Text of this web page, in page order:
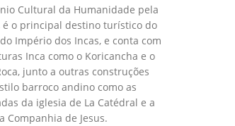
Cultural da Humanidade pela
é o principal destino turístico do
Império dos Incas, e conta com
Inca como o Koricancha e o
junto a outras construções
barroco andino como as
da iglesia de La Catédral e a
Companhia de Jesus.